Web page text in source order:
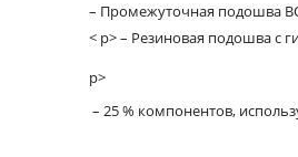
– Промежуточная подошва
< p> – Резиновая подошва с
p>
– 25 % компонентов,